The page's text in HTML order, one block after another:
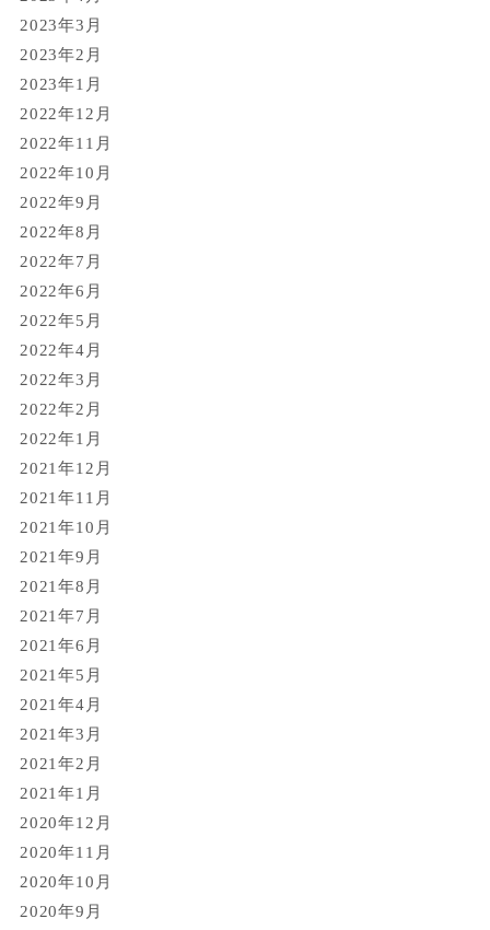
2023年3月
2023年2月
2023年1月
2022年12月
2022年11月
2022年10月
2022年9月
2022年8月
2022年7月
2022年6月
2022年5月
2022年4月
2022年3月
2022年2月
2022年1月
2021年12月
2021年11月
2021年10月
2021年9月
2021年8月
2021年7月
2021年6月
2021年5月
2021年4月
2021年3月
2021年2月
2021年1月
2020年12月
2020年11月
2020年10月
2020年9月